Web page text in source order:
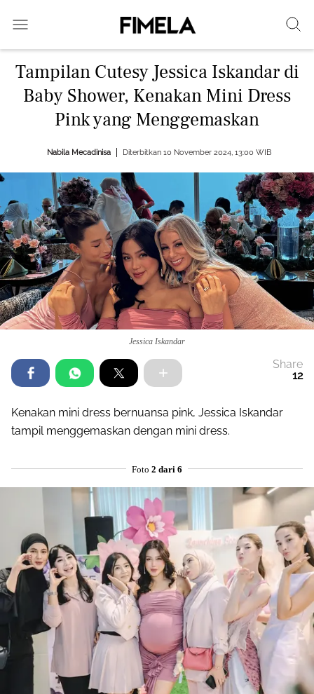
Tampilan Cutesy Jessica Iskandar di
Baby Shower, Kenakan Mini Dress
Pink yang Menggemaskan
Nabila Mecadinisa Diterbitkan 10 November 2024, 13:00 WIB
Jessica Iskandar
Share
12
Kenakan mini dress bernuansa pink, Jessica Iskandar
tampil menggemaskan dengan mini dress.
Foto 2 dari 6